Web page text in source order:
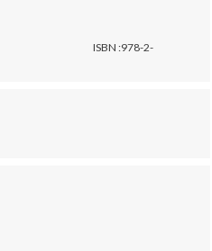
ISBN :978-2-